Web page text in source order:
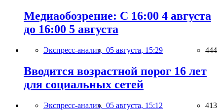
Медиаобозрение: С 16:00 4 августа
до 16:00 5 августа
Экспресс-анализ, 05 августа, 15:29 444
Вводится возрастной порог 16 лет
для социальных сетей
Экспресс-анализ, 05 августа, 15:12 413